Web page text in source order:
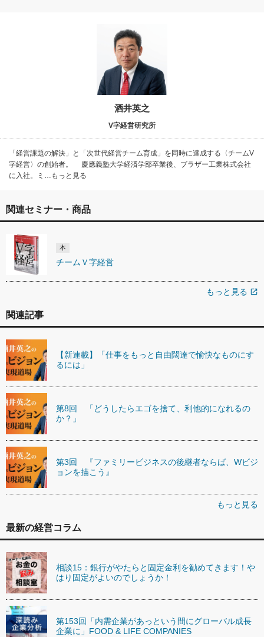
酒井英之
V字経営研究所
「経営課題の解決」と「次世代経営チーム育成」を同時に達成する〈チームV
字経営〉の創始者。 慶應義塾大学経済学部卒業後、ブラザー工業株式会社
に入社。ミ…もっと見る
関連セミナー・商品
本
チームＶ字経営
もっと見る open_in_new
関連記事
【新連載】「仕事をもっと自由闊達で愉快なものにす
るには」
第8回 「どうしたらエゴを捨て、利他的になれるの
か？」
第3回 『ファミリービジネスの後継者ならば、Wビジ
ョンを描こう』
もっと見る
最新の経営コラム
相談15：銀行がやたらと固定金利を勧めてきます！や
はり固定がよいのでしょうか！
第153回「内需企業があっという間にグローバル成長
企業に」FOOD & LIFE COMPANIES